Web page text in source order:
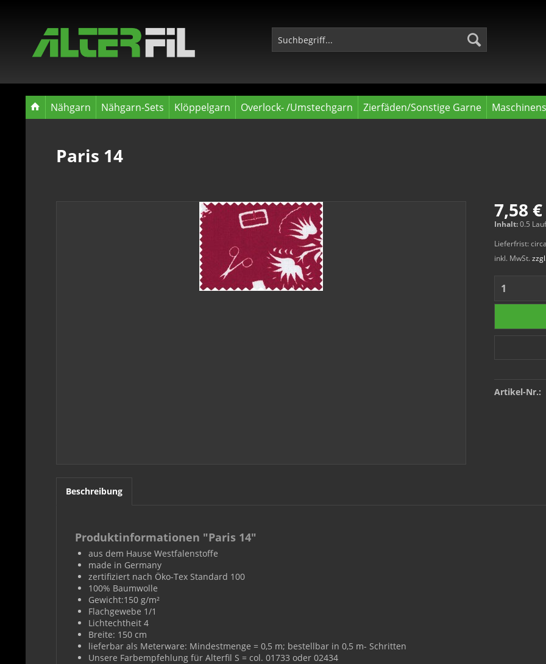
Nähgarn Nähgarn-Sets Klöppelgarn Overlock- /Umstechgarn Zierfäden/Sonstige Garne
Paris 14
7,58
Inhalt:0.5
Lieferfrist:
inkl. MwSt.
Artikel-Nr.:
Beschreibung
Produktinformationen "Paris 14"
aus dem Hause Westfalenstoffe
made in Germany
zertifiziert nach Öko-Tex Standard 100
100% Baumwolle
Gewicht:150 g/m²
Flachgewebe 1/1
Lichtechtheit 4
Breite: 150 cm
lieferbar als Meterware: Mindestmenge = 0,5 m; bestellbar in 0,5 m- Schritten
Unsere Farbempfehlung für Alterfil S = col. 01733 oder 02434